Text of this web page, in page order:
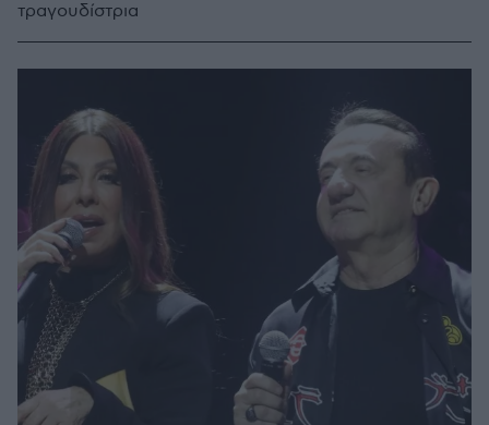
τραγουδίστρια